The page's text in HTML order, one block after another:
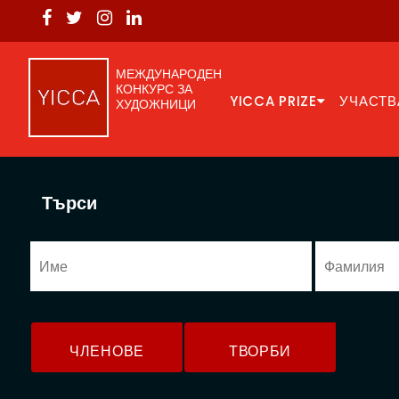
МЕЖДУНАРОДЕН
КОНКУРС ЗА
ХУДОЖНИЦИ
YICCA PRIZE
Търси
ЧЛЕНОВЕ ТВОРБИ